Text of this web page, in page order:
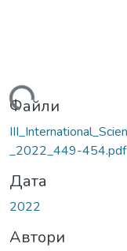
Файли
_2022_449-454.pdf
Дата
2022
Автори